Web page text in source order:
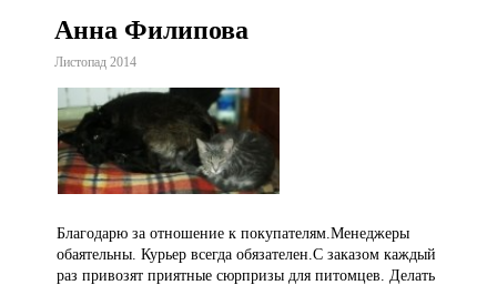
Анна Филипова
Листопад 2014
Благодарю за отношение к покупателям.Менеджеры
обаятельны. Курьер всегда обязателен.С заказом каждый
раз привозят приятные сюрпризы для питомцев. Делать